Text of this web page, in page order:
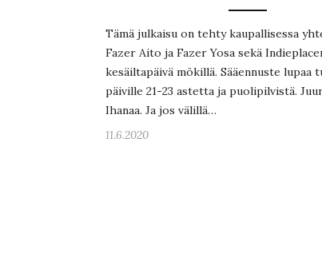
Tämä julkaisu on tehty kaupallisessa
Fazer Aito ja Fazer Yosa sekä
kesäiltapäivä mökillä. Sääennuste lupaa
päiville 21-23 astetta ja puolipilvistä.
Ihanaa. Ja jos välillä…
11.6.2020